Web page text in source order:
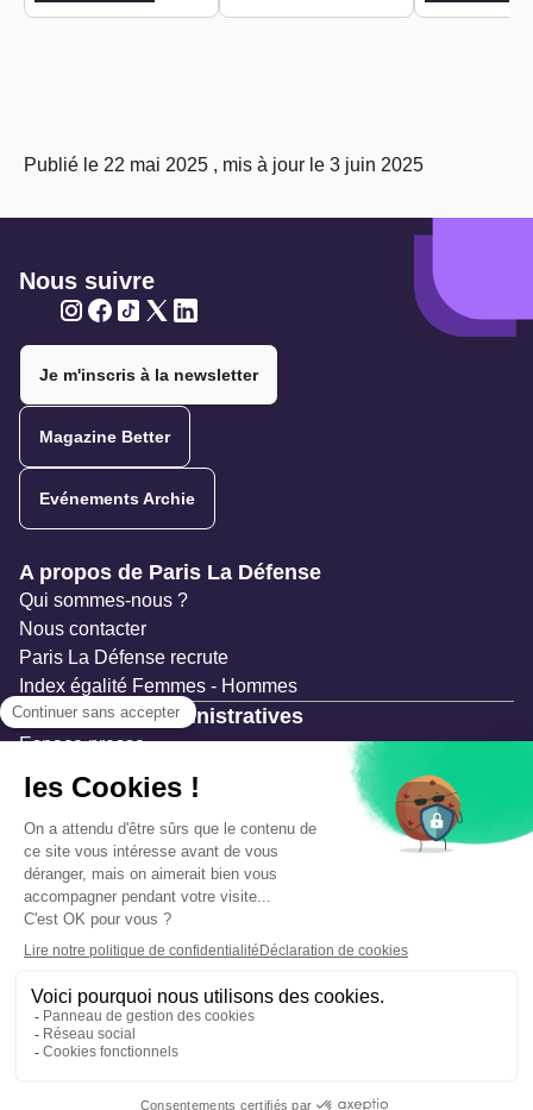
Publié le 22 mai 2025 , mis à jour le 3 juin 2025
Nous suivre
Je m'inscris à la newsletter
Magazine Better
Evénements Archie
Navigation secondaire
A propos de Paris La Défense
Qui sommes-nous ?
Nous contacter
Paris La Défense recrute
Index égalité Femmes - Hommes
Ressources administratives
Espace presse
Documentation
Marchés publics
Appels à projets & avis d'attribution
Mesures de publicité
Concertations et enquêtes publiques
Précautions et sécurité
Plan de gestion des risques
Mentions légales
Données personnelles
Gestion des cookies